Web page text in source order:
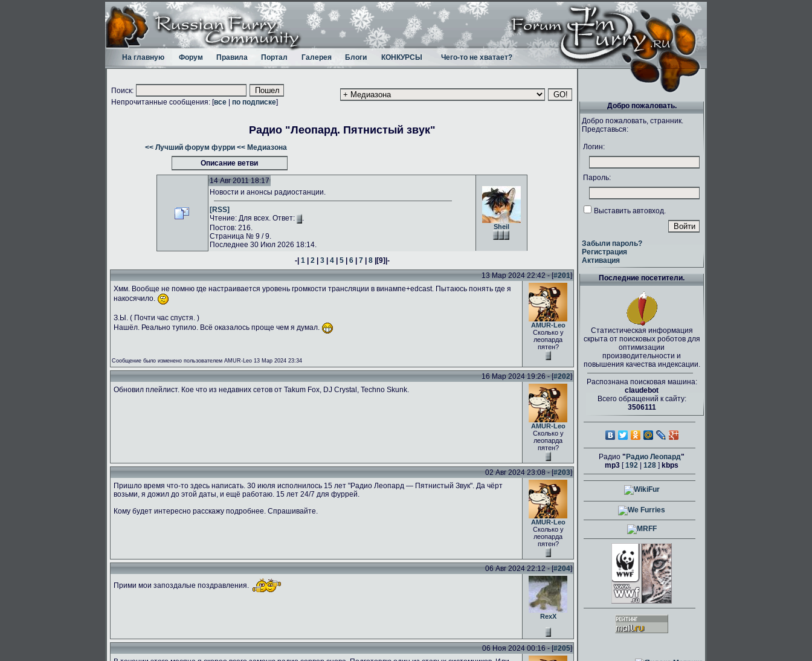
На главную Форум Правила Портал Галерея Блоги КОНКУРСЫ Чего-то не хватает?
Поиск:
Непрочитанные сообщения: [все по подписке]
Радио "Леопард. Пятнистый звук"
<< Лучший форум фурри << Медиазона
Описание ветви
14 Авг 2011 18:17
Sheil
Новости и анонсы радиостанции.
[RSS]
Чтение: Для всех. Ответ:
.
Постов: 216.
Страница № 9 / 9.
Последнее 30 Июл 2026 18:14.
-| 1| 2| 3| 4| 5| 6| 7| 8|[9]|-
13 Мар 2024 22:42 - [#201]
Хмм. Вообще не помню где настраивается уровень громкости трансляции в винампе+edcast. Пытаюсь понять где я
накосячило.
З.Ы. ( Почти час спустя. )
Нашёл. Реально тупило. Всё оказалось проще чем я думал.
Сообщение было изменено пользователем AMUR-Leo 13 Мар 2024 23:34
AMUR-Leo
Сколько у
леопарда
пятен?
16 Мар 2024 19:26 - [#202]
Обновил плейлист. Кое что из недавних сетов от Takum Fox, DJ Crystal, Techno Skunk.
AMUR-Leo
Сколько у
леопарда
пятен?
02 Авг 2024 23:08 - [#203]
Пришло время что-то здесь написать. 30 июля исполнилось 15 лет "Радио Леопард — Пятнистый Звук". Да чёрт
возьми, я дожил до этой даты, и ещё работаю. 15 лет 24/7 для фуррей.
Кому будет интересно расскажу подробнее. Спрашивайте.
AMUR-Leo
Сколько у
леопарда
пятен?
06 Авг 2024 22:12 - [#204]
Прими мои запоздалые поздравления.
RexX
06 Ноя 2024 00:16 - [#205]
Добро пожаловать.
Добро пожаловать, странник.
Представься:
Логин:
Пароль:
Выставить автовход.
Забыли пароль?
Регистрация
Активация
Последние посетители.
Статистическая информация
скрыта от поисковых роботов для
оптимизации
производительности и
повышения качества индексации.
Распознана поисковая машина:
claudebot
Всего обращений к сайту:
3506111
Радио " Радио Леопард"
mp3 [192 128 ] kbps